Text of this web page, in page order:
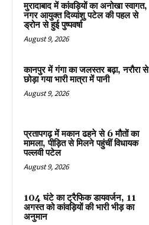
मुरादाबाद में कांवड़ियों का अनोखा स्वागत,
नगर आयुक्त दिव्यांशु पटेल की पहल से
ड्रोन से हुई पुष्पवर्षा
August 9, 2026
कानपुर में गंगा का जलस्तर बढ़ा, नरौरा से
छोड़ा गया भारी मात्रा में पानी
August 9, 2026
प्रतापगढ़ में मकान ढहने से 6 मौतों का
मामला, पीड़ित से मिलने पहुंचीं विधायक
पल्लवी पटेल
August 9, 2026
104 घंटे का ट्रैफिक डायवर्जन, 11
अगस्त को कांवड़ियों की भारी भीड़ का
अनुमान